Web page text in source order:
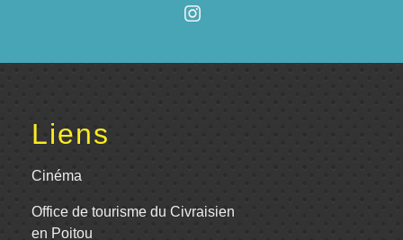
Liens
Cinéma
Office de tourisme du Civraisien
en Poitou